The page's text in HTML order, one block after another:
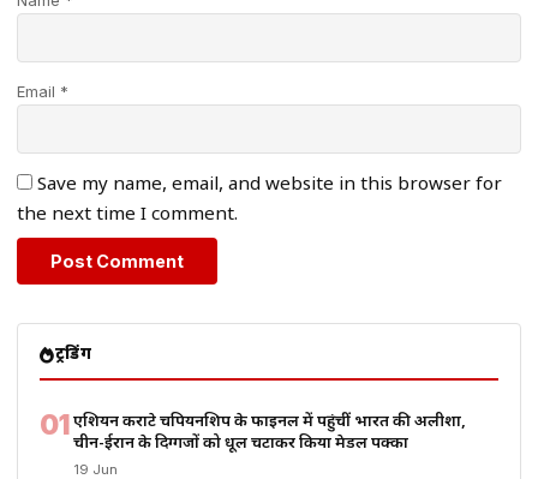
Email *
Save my name, email, and website in this browser for
the next time I comment.
ट्रेंडिंग
01एशियन कराटे चैंपियनशिप के फाइनल में पहुंचीं भारत की अलीशा,
चीन-ईरान के दिग्गजों को धूल चटाकर किया मेडल पक्का
19 Jun